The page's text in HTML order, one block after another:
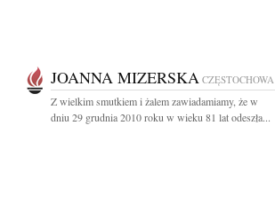
JOANNA MIZERSKA CZĘSTOCHOWA
Z wielkim smutkiem i żalem zawiadamiamy, że w
dniu 29 grudnia 2010 roku w wieku 81 lat odeszła...